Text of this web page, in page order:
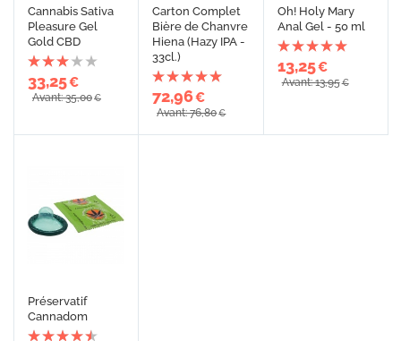
Cannabis Sativa
Pleasure Gel
Gold CBD
33,25€
Avant: 35,00€
Carton Complet
Bière de Chanvre
Hiena (Hazy IPA -
33cl.)
72,96€
Avant: 76,80€
Oh! Holy Mary
Anal Gel - 50 ml
13,25€
Avant: 13,95€
Préservatif
Cannadom